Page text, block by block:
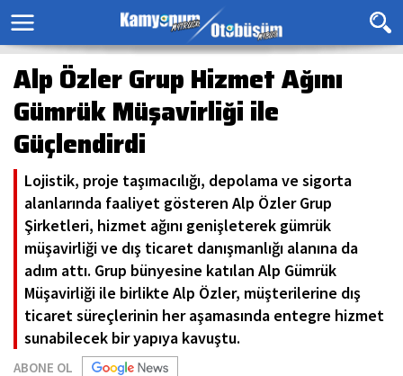
Alp Özler Grup Hizmet Ağını
Gümrük Müşavirliği ile
Güçlendirdi
Lojistik, proje taşımacılığı, depolama ve sigorta
alanlarında faaliyet gösteren Alp Özler Grup
Şirketleri, hizmet ağını genişleterek gümrük
müşavirliği ve dış ticaret danışmanlığı alanına da
adım attı. Grup bünyesine katılan Alp Gümrük
Müşavirliği ile birlikte Alp Özler, müşterilerine dış
ticaret süreçlerinin her aşamasında entegre hizmet
sunabilecek bir yapıya kavuştu.
ABONE OL